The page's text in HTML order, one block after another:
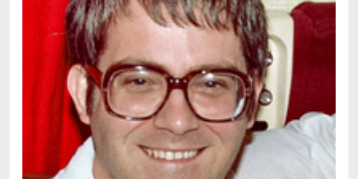
Adolfsson, Maria
Agnér, Kristina
Agrell, Wilhelm
Ahl, Kennet
Ahl, Mia
Ahlbeck, Elvy
Ahlstedt, Mats
Ahndoril, Alex
Ahnhem, Stefan
Ahrnstedt, Simona
Aichner, Bernhard